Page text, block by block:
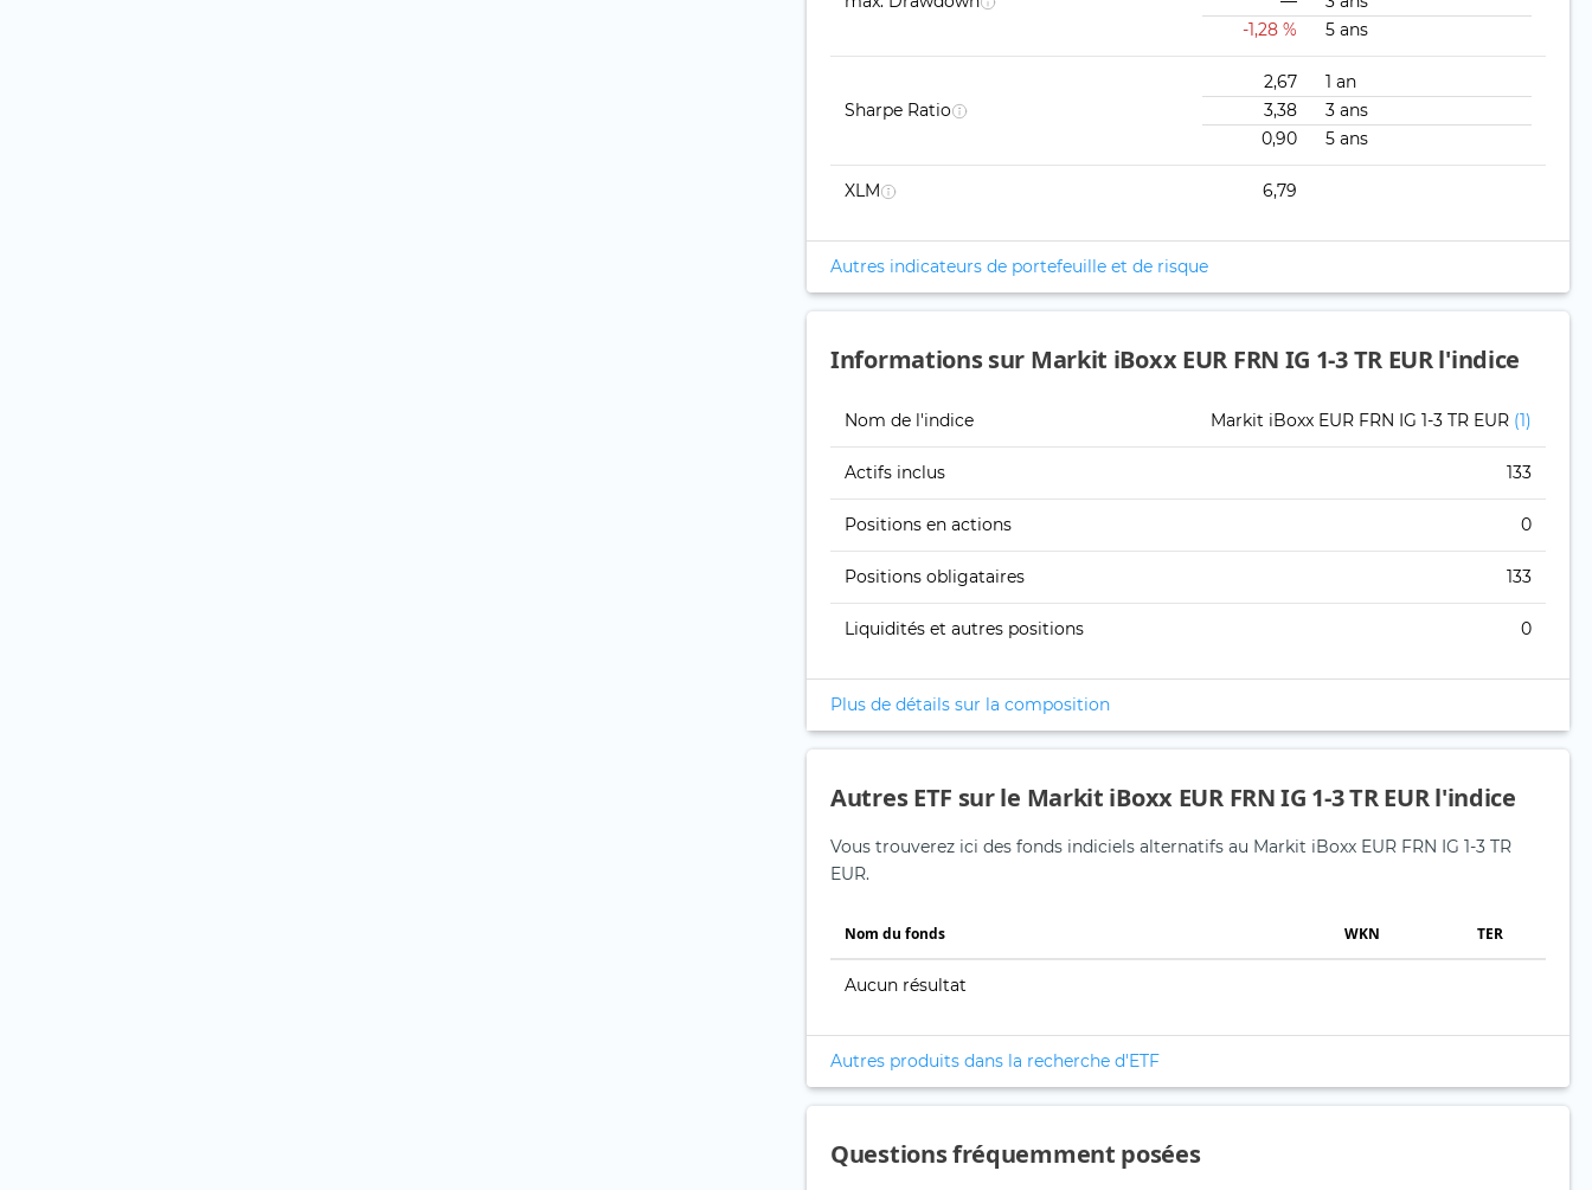
-1,28 %
5 ans
Sharpe Ratio
2,67
1 an
3,38
3 ans
0,90
5 ans
XLM 6,79
Autres indicateurs de portefeuille et de risque
Informations sur Markit iBoxx EUR FRN IG 1-3 TR EUR l'indice
Nom de l'indice Markit iBoxx EUR FRN IG 1-3 TR EUR (1)
Actifs inclus 133
Positions en actions 0
Positions obligataires 133
Liquidités et autres positions 0
Plus de détails sur la composition
Autres ETF sur le Markit iBoxx EUR FRN IG 1-3 TR EUR l'indice
Vous trouverez ici des fonds indiciels alternatifs au Markit iBoxx EUR FRN IG 1-3 TR
EUR.
Nom du fonds WKN TER
Aucun résultat
Autres produits dans la recherche d'ETF
Questions fréquemment posées